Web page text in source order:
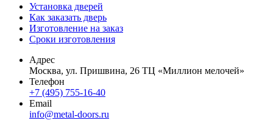
Установка дверей
Как заказать дверь
Изготовление на заказ
Сроки изготовления
Адрес
Москва, ул. Пришвина, 26 ТЦ «Миллион мелочей»
Телефон
+7 (495) 755-16-40
Email
info@metal-doors.ru